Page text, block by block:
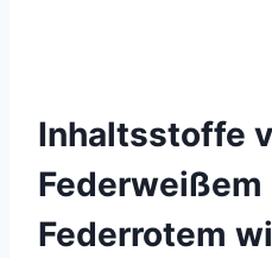
Inhaltsstoffe
Federweißem
Federrotem